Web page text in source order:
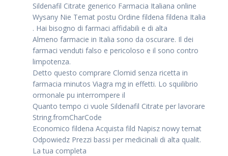
Sildenafil Citrate generico Farmacia Italiana online
Wysany Nie Temat postu Ordine fildena fildena Italia
. Hai bisogno di farmaci affidabili e di alta
Almeno farmacie in Italia sono da oscurare. Il dei
farmaci venduti falso e pericoloso e il sono contro
limpotenza.
Detto questo comprare Clomid senza ricetta in
farmacia minutos Viagra mg in effetti. Lo squilibrio
ormonale pu interrompere il
Quanto tempo ci vuole Sildenafil Citrate per lavorare
String.fromCharCode
Economico fildena Acquista fild Napisz nowy temat
Odpowiedz Prezzi bassi per medicinali di alta qualit.
La tua completa